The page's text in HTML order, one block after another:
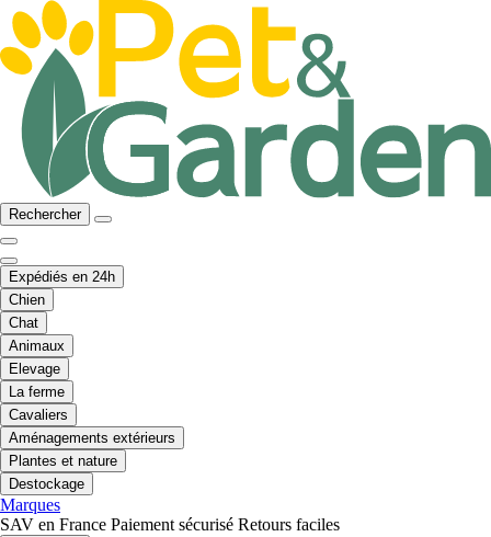
Rechercher
Expédiés en 24h
Chien
Chat
Animaux
Elevage
La ferme
Cavaliers
Aménagements extérieurs
Plantes et nature
Destockage
Marques
SAV en France Paiement sécurisé Retours faciles